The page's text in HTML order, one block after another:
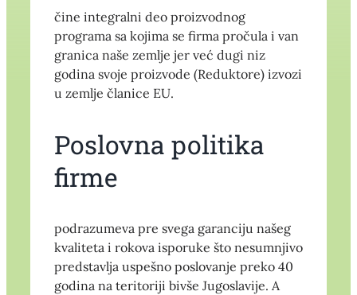
čine integralni deo proizvodnog
programa sa kojima se firma pročula i van
granica naše zemlje jer već dugi niz
godina svoje proizvode (Reduktore) izvozi
u zemlje članice EU.
Poslovna politika
firme
podrazumeva pre svega garanciju našeg
kvaliteta i rokova isporuke što nesumnjivo
predstavlja uspešno poslovanje preko 40
godina na teritoriji bivše Jugoslavije. A